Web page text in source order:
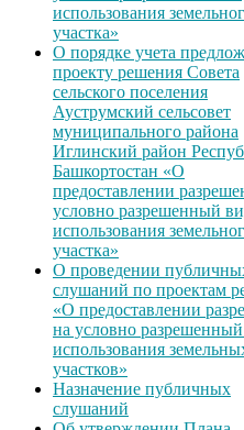
использования
участка»
О порядке учета
проекту решения Совета
сельского поселения
Ауструмский сельсовет
муниципального района
Иглинский район
Башкортостан «О
предоставлении
условно разрешенный
использования
участка»
О проведении
слушаний по проектам
«О предоставлении
на условно
использования
участков»
Назначение публичных
слушаний